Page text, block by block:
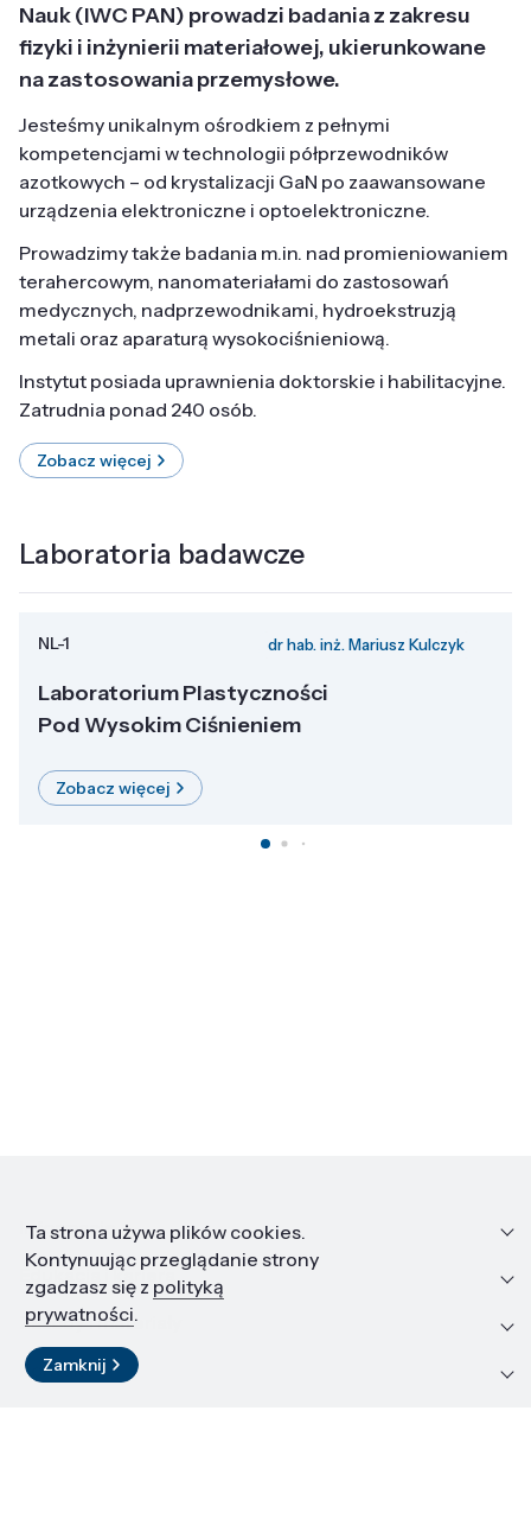
Nauk (IWC PAN) prowadzi badania z zakresu
fizyki i inżynierii materiałowej, ukierunkowane
na zastosowania przemysłowe.
Jesteśmy unikalnym ośrodkiem z pełnymi
kompetencjami w technologii półprzewodników
azotkowych – od krystalizacji GaN po zaawansowane
urządzenia elektroniczne i optoelektroniczne.
Prowadzimy także badania m.in. nad promieniowaniem
terahercowym, nanomateriałami do zastosowań
medycznych, nadprzewodnikami, hydroekstruzją
metali oraz aparaturą wysokociśnieniową.
Instytut posiada uprawnienia doktorskie i habilitacyjne.
Zatrudnia ponad 240 osób.
Zobacz więcej
Laboratoria badawcze
NL-1 dr hab. inż. Mariusz Kulczyk
Laboratorium Plastyczności
Pod Wysokim Ciśnieniem
Zobacz więcej
Informacje
Edukacja i kariera
Zasoby i materiały
Kontakt
Ta strona używa plików cookies.
Kontynuując przeglądanie strony
zgadzasz się z polityką
prywatności.
Zamknij